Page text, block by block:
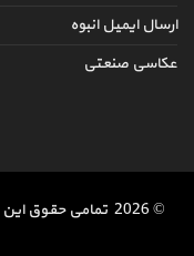
ارسال ایمیل انبوه
عکاسی صنعتی
© 2026 تمامی حقوق این وبسایت محفوظ بوده و متعلق به